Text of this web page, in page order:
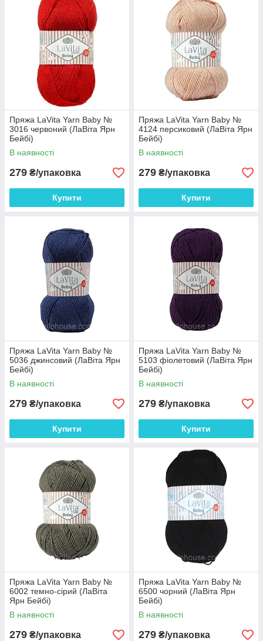
Пряжа LaVita Yarn Baby №
3016 червоний (ЛаВіта Ярн
Бейбі)
В наявності
279 ₴/упаковка
Купити
Пряжа LaVita Yarn Baby №
4124 персиковий (ЛаВіта Ярн
Бейбі)
В наявності
279 ₴/упаковка
Купити
Пряжа LaVita Yarn Baby №
5036 джинсовий (ЛаВіта Ярн
Бейбі)
В наявності
279 ₴/упаковка
Купити
Пряжа LaVita Yarn Baby №
5103 фіолетовий (ЛаВіта Ярн
Бейбі)
В наявності
279 ₴/упаковка
Купити
Пряжа LaVita Yarn Baby №
6002 темно-сірий (ЛаВіта
Ярн Бейбі)
В наявності
279 ₴/упаковка
Пряжа LaVita Yarn Baby №
6500 чорний (ЛаВіта Ярн
Бейбі)
В наявності
279 ₴/упаковка